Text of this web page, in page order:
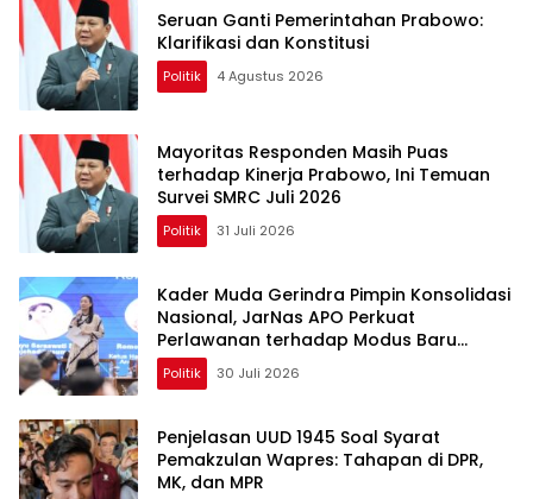
Seruan Ganti Pemerintahan Prabowo:
Klarifikasi dan Konstitusi
Politik 4 Agustus 2026
Mayoritas Responden Masih Puas
terhadap Kinerja Prabowo, Ini Temuan
Survei SMRC Juli 2026
Politik 31 Juli 2026
Kader Muda Gerindra Pimpin Konsolidasi
Nasional, JarNas APO Perkuat
Perlawanan terhadap Modus Baru
Perdagangan Orang
Politik 30 Juli 2026
Penjelasan UUD 1945 Soal Syarat
Pemakzulan Wapres: Tahapan di DPR,
MK, dan MPR